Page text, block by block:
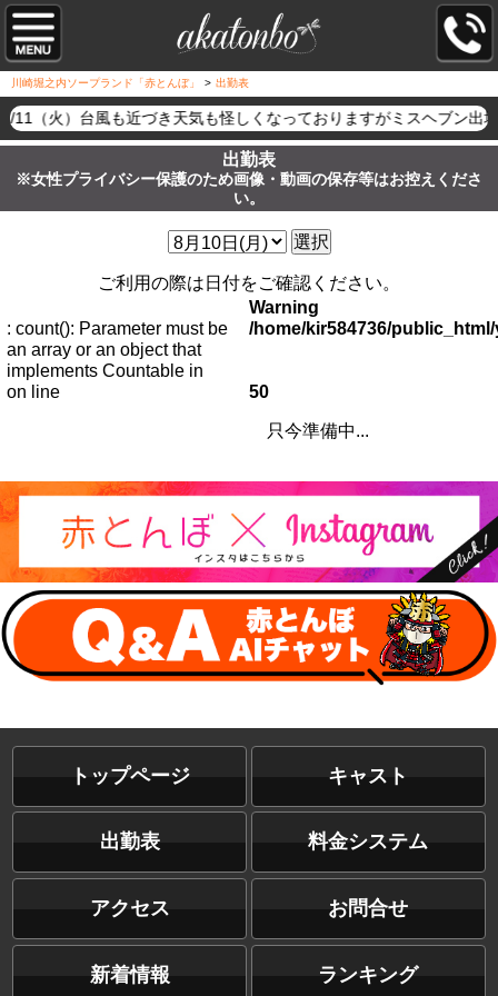
川崎堀之内ソープランド「赤とんぼ」 > 出勤表
11（火）台風も近づき天気も怪しくなっておりますがミスヘブン出
出勤表
※女性プライバシー保護のため画像・動画の保存等はお控えくださ
い。
選択
ご利用の際は日付をご確認ください。
Warning
: count(): Parameter must be
an array or an object that
implements Countable in
/home/kir584736/
on line 50
只今準備中...
トップページ キャスト
出勤表 料金システム
アクセス お問合せ
新着情報 ランキング